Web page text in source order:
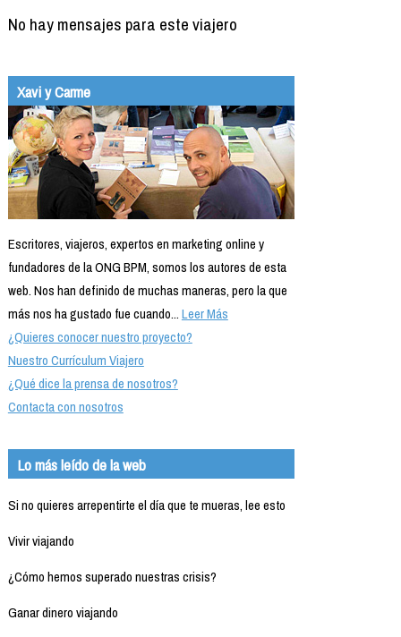
No hay mensajes para este viajero
Xavi y Carme
Escritores, viajeros, expertos en marketing online y
fundadores de la ONG BPM, somos los autores de esta
web. Nos han definido de muchas maneras, pero la que
más nos ha gustado fue cuando...Leer Más
¿Quieres conocer nuestro proyecto?
Nuestro Currículum Viajero
¿Qué dice la prensa de nosotros?
Contacta con nosotros
Lo más leído de la web
Si no quieres arrepentirte el día que te mueras, lee esto
Vivir viajando
¿Cómo hemos superado nuestras crisis?
Ganar dinero viajando